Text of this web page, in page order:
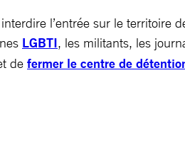
l’entrée sur le territoire
LGBTI, les militants, les
de fermer le centre de